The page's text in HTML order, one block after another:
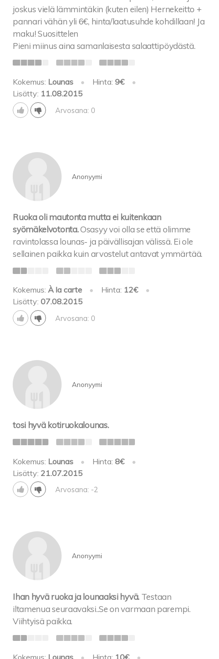
Metsäsieniruukku 11,00
Metsäsieniä ja sipulia kermaisessa kastikkeessa
juustokuorrutuksella uuniperunan kera
Paholaisen Katkarapuruukku 12,00
LISÄSALAATTI 2,50
Salaatit: 9,50
Tonnikala Caesar salaatti
Kreikkalainen salaatti
Halloum salaatti
Pizzat:
Margariitta juusto-tomaatti-pesto 8,50
Falafel-tomaatti-punasipuli 9,50
Katkarapu-tonnikala-metwursti 9,00
Broitsu-feta-ananas 9,50
Broitsu, tonnikala, katkarapu, metvursti, kinkku,
pekoni, ananas, falafel, aurajuusto, halloum,
punasipuli,
Valkosipulihärkää 18€
Naudanulkofileetä punaviinikastikkeella ja
Pippuripihvi 25€
Naudansisäflettä kermaisella
rosepippurikastikkeella uuniperunan ja lämpöisten
joskus vielä lämmintäkin (kuten eilen) Hernekeitto +
pannari vähän yli 6€, hinta/laatusuhde kohdillaan! Ja
maku! Suosittelen
Pieni miinus aina samanlaisesta salaattipöydästä.
Kokemus: Lounas • Hinta: 9€
•
Lisätty: 11.08.2015
Arvosana: 0
Anonyymi
Ruoka oli mautonta mutta ei kuitenkaan
syömäkelvotonta.Osasyy voi olla se että olimme
ravintolassa lounas- ja päivällisajan välissä. Ei ole
sellainen paikka kuin arvostelut antavat ymmärtää.
Kokemus:À la carte • Hinta: 12€
•
Lisätty:07.08.2015
Arvosana: 0
Anonyymi
tosi hyvä kotiruokalounas.
Kokemus: Lounas • Hinta: 8€
•
Lisätty: 21.07.2015
Arvosana: -2
Anonyymi
Ihan hyvä ruoka ja lounaaksi hyvä. Testaan
iltamenua seuraavaksi..Se on varmaan parempi.
Viihtyisä paikka.